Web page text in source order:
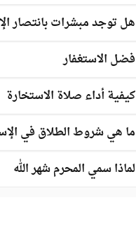
هل توجد مبشرات بانتصار
فضل الاستغفار
كيفية أداء صلاة الاستخارة
ما هي شروط الطلاق في
لماذا سمي المحرم شهر الله